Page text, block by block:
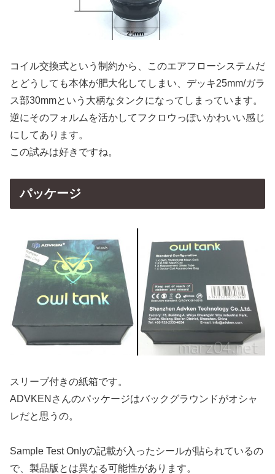
コイル交換式という制約から、このエアフローシステムだ
とどうしても本体が肥大化してしまい、デッキ25mm/ガラ
ス部30mmという大柄なタンクになってしまっています。
逆にそのフォルムを活かしてフクロウっぽいかわいい感じ
にしてあります。
この試みは好きですね。
パッケージ
スリーブ付きの紙箱です。
ADVKENさんのパッケージはバックグラウンドがオシャ
レだと思うの。
Sample Test Onlyの記載が入ったシールが貼られているの
で、製品版とは異なる可能性があります。